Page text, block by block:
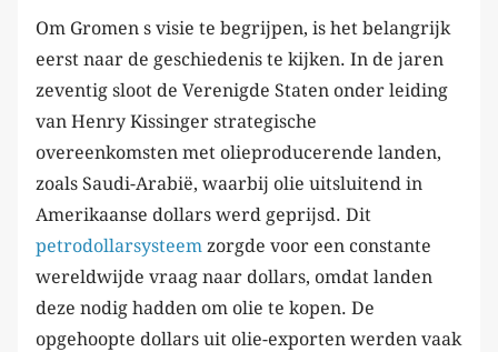
Om Gromen s visie te begrijpen, is het belangrijk
eerst naar de geschiedenis te kijken. In de jaren
zeventig sloot de Verenigde Staten onder leiding
van Henry Kissinger strategische
overeenkomsten met olieproducerende landen,
zoals Saudi-Arabië, waarbij olie uitsluitend in
Amerikaanse dollars werd geprijsd. Dit
petrodollarsysteem zorgde voor een constante
wereldwijde vraag naar dollars, omdat landen
deze nodig hadden om olie te kopen. De
opgehoopte dollars uit olie-exporten werden vaak